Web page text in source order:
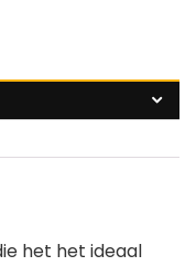
het het ideaal